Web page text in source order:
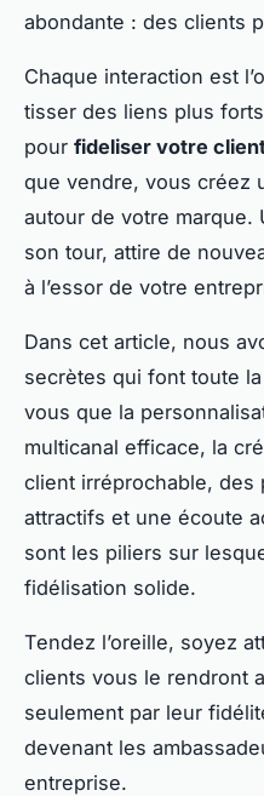
abondante : des clients
Chaque interaction est
tisser des liens plus
pour fideliser votre
que vendre, vous créez
autour de votre marque.
son tour, attire de
à l’essor de votre
Dans cet article, nous
secrètes qui font toute
vous que la
multicanal efficace, la
client irréprochable, des
attractifs et une écoute
sont les piliers sur
fidélisation solide.
Tendez l’oreille, soyez
clients vous le rendront
seulement par leur
devenant les
entreprise.